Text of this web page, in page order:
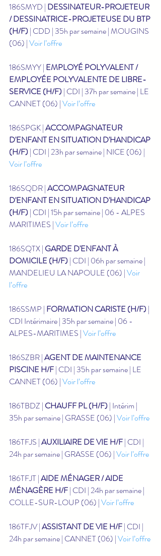
186SMYD | DESSINATEUR-PROJETEUR
/ DESSINATRICE-PROJETEUSE DU BTP
(H/F) | CDD | 35h par semaine | MOUGINS
(06) | Voir l’offre
186SMYY | EMPLOYÉ POLYVALENT /
EMPLOYÉE POLYVALENTE DE LIBRE-
SERVICE (H/F) | CDI | 37h par semaine | LE
CANNET (06) | Voir l’offre
186SPGK | ACCOMPAGNATEUR
D'ENFANT EN SITUATION D'HANDICAP
(H/F) | CDI | 23h par semaine | NICE (06) |
Voir l’offre
186SQDR | ACCOMPAGNATEUR
D'ENFANT EN SITUATION D'HANDICAP
(H/F) | CDI | 15h par semaine | 06 - ALPES
MARITIMES | Voir l’offre
186SQTX | GARDE D'ENFANT À
DOMICILE (H/F) | CDI | 06h par semaine |
MANDELIEU LA NAPOULE (06) | Voir
l’offre
186SSMP | FORMATION CARISTE (H/F) |
CDI Intérimaire | 35h par semaine | 06 -
ALPES-MARITIMES | Voir l’offre
186SZBR | AGENT DE MAINTENANCE
PISCINE H/F | CDI | 35h par semaine | LE
CANNET (06) | Voir l’offre
186TBDZ | CHAUFF PL (H/F) | Intérim |
35h par semaine | GRASSE (06) | Voir l’offre
186TFJS | AUXILIAIRE DE VIE H/F | CDI |
24h par semaine | GRASSE (06) | Voir l’offre
186TFJT | AIDE MÉNAGER / AIDE
MÉNAGÈRE H/F | CDI | 24h par semaine |
COLLE-SUR-LOUP (06) | Voir l’offre
186TFJV | ASSISTANT DE VIE H/F | CDI |
24h par semaine | CANNET (06) | Voir l’offre